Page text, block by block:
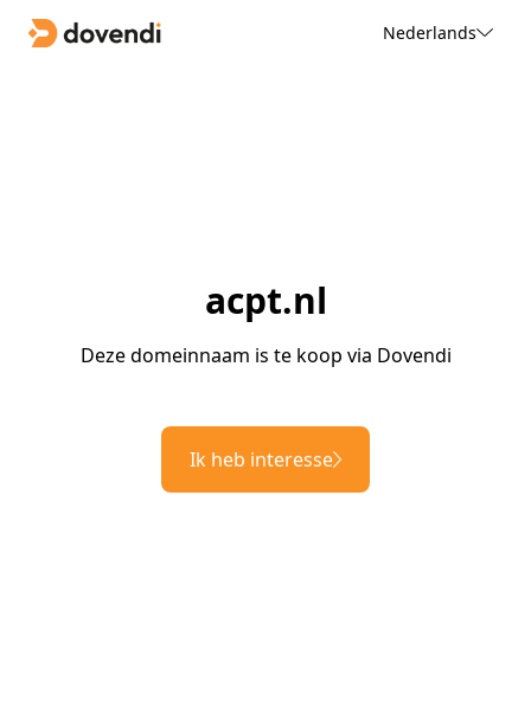
Nederlands
acpt.nl
Deze domeinnaam is te koop via Dovendi
Ik heb interesse